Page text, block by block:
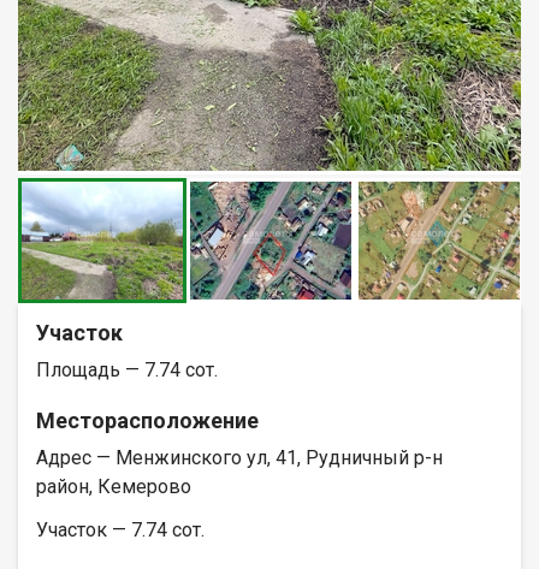
Участок
Площадь — 7.74 сот.
Месторасположение
Адрес — Менжинского ул, 41, Рудничный р-н
район, Кемерово
Участок — 7.74 сот.